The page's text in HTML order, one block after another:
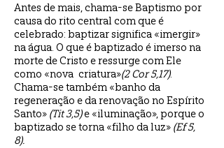
Antes de mais, chama-se Baptismo por
causa do rito central com que é
celebrado: baptizar significa «imergir»
na água. O que é baptizado é imerso na
morte de Cristo e ressurge com Ele
como «nova criatura»(2 Cor 5,17).
Chama-se também «banho da
regeneração e da renovação no Espírito
Santo» (Tit 3,5)e «iluminação», porque o
baptizado se torna «filho da luz» (Ef 5,
8).